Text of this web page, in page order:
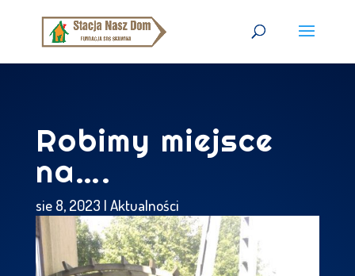
Robimy miejsce
na….
sie 8, 2023 | Aktualności